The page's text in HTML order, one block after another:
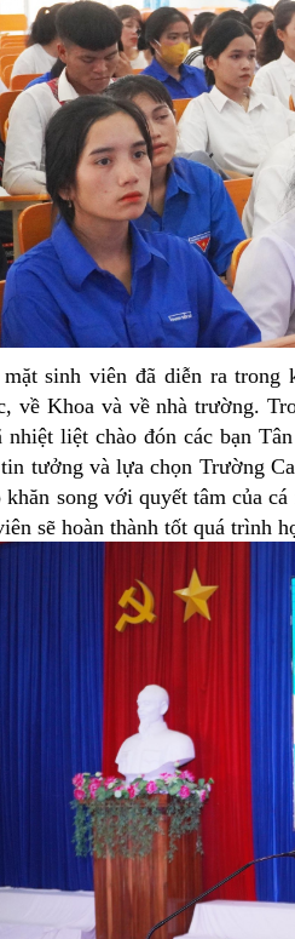
sinh viên đã diễn ra trong
về Khoa và về nhà trường.
nhiệt liệt chào đón các bạn
tưởng và lựa chọn Trường
khăn song với quyết tâm của
sẽ hoàn thành tốt quá trình